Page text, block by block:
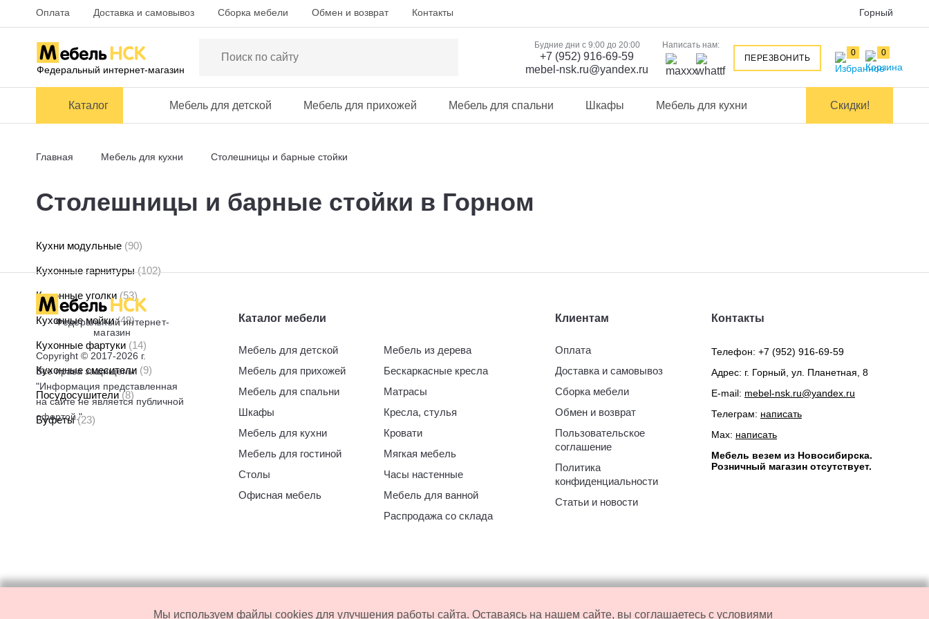
Оплата Доставка и самовывоз Сборка мебели Обмен и возврат Контакты Горный
Федеральный интернет-магазин
0 0
ПЕРЕЗВОНИТЬ
Написать нам:
Будние дни с 9:00 до 20:00
+7 (952) 916-69-59
mebel-nsk.ru@yandex.ru
Каталог Мебель для детской Мебель для прихожей Мебель для спальни Шкафы Мебель для кухни Скидки!
Главная Мебель для кухни Столешницы и барные стойки
Столешницы и барные стойки в Горном
Кухни модульные (90)
Кухонные гарнитуры(102)
Кухонные уголки (53)
Кухонные мойки(49)
Кухонные фартуки (14)
Кухонные смесители (9)
Посудосушители(8)
Буфеты(23)
Федеральный интернет-
магазин
Copyright © 2017-2026 г.
Все права защищены.
"Информация представленная
на сайте не является публичной
офертой."
Каталог мебели
Мебель для детской
Мебель для прихожей
Мебель для спальни
Шкафы
Мебель для кухни
Мебель для гостиной
Столы
Офисная мебель
Мебель из дерева
Бескаркасные кресла
Матрасы
Кресла, стулья
Кровати
Мягкая мебель
Часы настенные
Мебель для ванной
Распродажа со склада
Клиентам
Оплата
Доставка и самовывоз
Сборка мебели
Обмен и возврат
Пользовательское
соглашение
Политика
конфиденциальности
Статьи и новости
Контакты
Телефон: +7 (952) 916-69-59
Адрес: г. Горный, ул. Планетная, 8
E-mail: mebel-nsk.ru@yandex.ru
Телеграм: написать
Мах: написать
Мебель везем из Новосибирска.
Розничный магазин отсутствует.
Мы используем файлы cookies для улучшения работы сайта. Оставаясь на нашем сайте, вы соглашаетесь с условиями